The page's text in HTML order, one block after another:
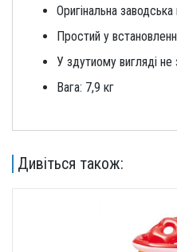
Оригінальна
Простий у
У здутиому вигляді не
Вага: 7,9 кг
Дивіться також: